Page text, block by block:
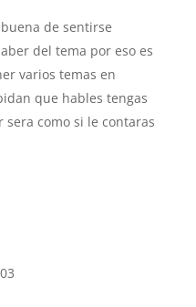
de sentirse
del tema por eso es
varios temas en
que hables tengas
como si le contaras